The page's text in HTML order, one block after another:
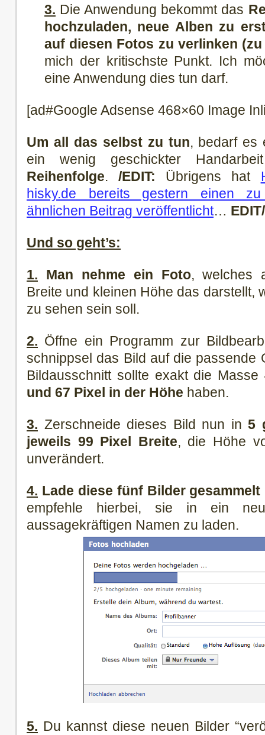
3. Die Anwendung bekommt das
hochzuladen, neue Alben zu
auf diesen Fotos zu verlinken
mich der kritischste Punkt. Ich
eine Anwendung dies tun darf.
[ad#Google Adsense 468×60 Image
Um all das selbst zu tun, bedarf es
ein wenig geschickter
Reihenfolge./EDIT: Übrigens hat
hisky.de bereits gestern einen
ähnlichen Beitrag veröffentlicht… EDIT/
Und so geht’s:
1. Man nehme ein Foto, welches
Breite und kleinen Höhe das darstellt,
zu sehen sein soll.
2. Öffne ein Programm zur
schnippsel das Bild auf die passende
Bildausschnitt sollte exakt die Masse
und 67 Pixel in der Höhe haben.
3. Zerschneide dieses Bild nun in 5
jeweils 99 Pixel Breite, die Höhe
unverändert.
4. Lade diese fünf Bilder
empfehle hierbei, sie in ein
aussagekräftigen Namen zu laden.
5. Du kannst diese neuen Bilder